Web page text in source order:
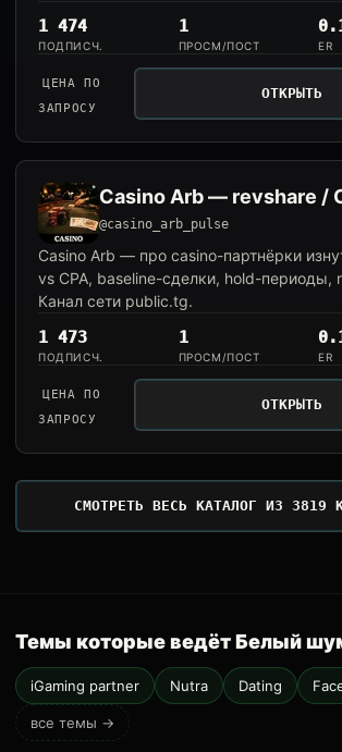
1 474
ПОДПИСЧ.
1
ПРОСМ/ПОСТ ER
ЦЕНА ПО
ЗАПРОСУ
ОТКРЫТЬ
Casino Arb — revshare /
@casino_arb_pulse
Casino Arb — про casino-партнёрки
vs CPA, baseline-сделки, hold-периоды,
Канал сети public.tg.
1 473
ПОДПИСЧ.
1
ПРОСМ/ПОСТ ER
ЦЕНА ПО
ЗАПРОСУ
ОТКРЫТЬ
СМОТРЕТЬ ВЕСЬ КАТАЛОГ ИЗ 3819
Темы которые ведёт Белый
iGaming partner Nutra Dating
все темы →